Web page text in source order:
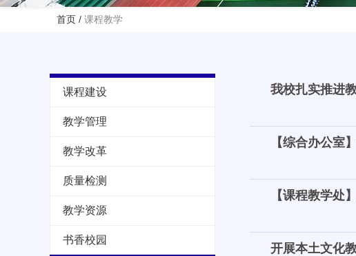
首页 / 课程教学
课程建设
教学管理
教学改革
质量检测
教学资源
书香校园
我校扎实推进
【综合办公室
【课程教学处
开展本土文化